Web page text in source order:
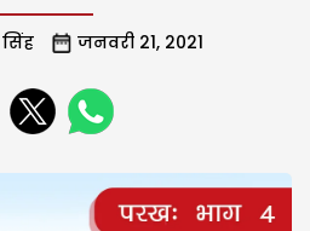
सिंह जनवरी 21, 2021